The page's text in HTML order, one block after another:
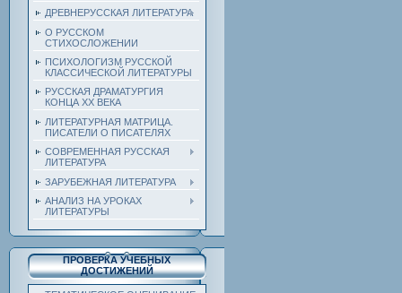
ДРЕВНЕРУССКАЯ ЛИТЕРАТУРА
О РУССКОМ
СТИХОСЛОЖЕНИИ
ПСИХОЛОГИЗМ РУССКОЙ
КЛАССИЧЕСКОЙ ЛИТЕРАТУРЫ
РУССКАЯ ДРАМАТУРГИЯ
КОНЦА ХХ ВЕКА
ЛИТЕРАТУРНАЯ МАТРИЦА.
ПИСАТЕЛИ О ПИСАТЕЛЯХ
СОВРЕМЕННАЯ РУССКАЯ
ЛИТЕРАТУРА
ЗАРУБЕЖНАЯ ЛИТЕРАТУРА
АНАЛИЗ НА УРОКАХ
ЛИТЕРАТУРЫ
ПРОВЕРКА УЧЕБНЫХ
ДОСТИЖЕНИЙ